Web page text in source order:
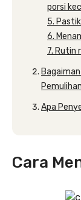
porsi
5.
6.
7. Rutin
Apa
Cara